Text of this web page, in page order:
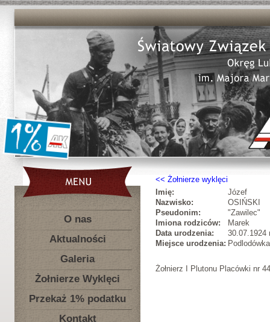
O nas
Aktualności
Galeria
Żołnierze Wyklęci
Przekaż 1% podatku
Kontakt
Żołnierze wyklęci
Imię:
Józef
Nazwisko:
OSIŃSKI
Pseudonim:
"Zawilec"
Imiona rodziców:
Marek
Data urodzenia:
30.07.1924
Miejsce urodzenia:
Żołnierz I Plutonu Placówki nr